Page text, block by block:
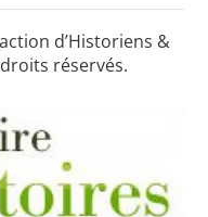
l’APHG
rondes
publiés
d’Historiens &
réservés.